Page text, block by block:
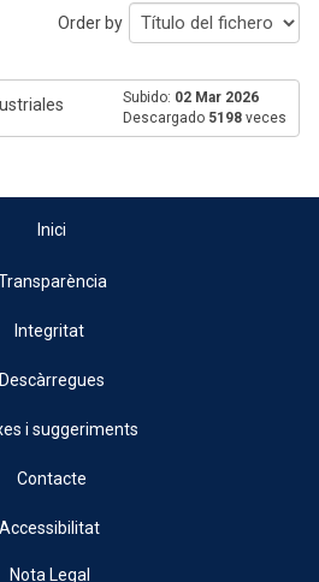
Order by
Subido: 02 Mar 2026
Descargado 5198 veces
Inici
Integritat
Descàrregues
i suggeriments
Contacte
Accessibilitat
Nota Legal